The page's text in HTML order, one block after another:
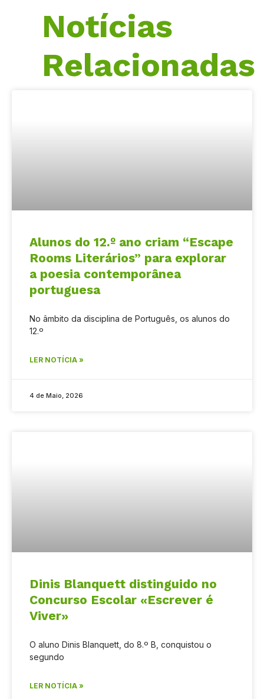
Notícias
Relacionadas
Alunos do 12.º ano criam “Escape
Rooms Literários” para explorar
a poesia contemporânea
portuguesa
No âmbito da disciplina de Português, os alunos do
12.º
LER NOTÍCIA »
4 de Maio, 2026
Dinis Blanquett distinguido no
Concurso Escolar «Escrever é
Viver»
O aluno Dinis Blanquett, do 8.º B, conquistou o
segundo
LER NOTÍCIA »